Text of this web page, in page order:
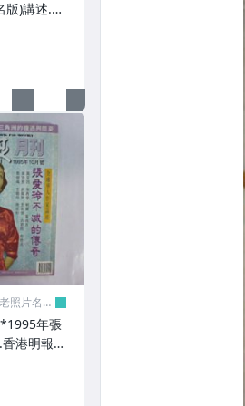
版)講述.精
(精神催眠
照片名人
年張
港明報月